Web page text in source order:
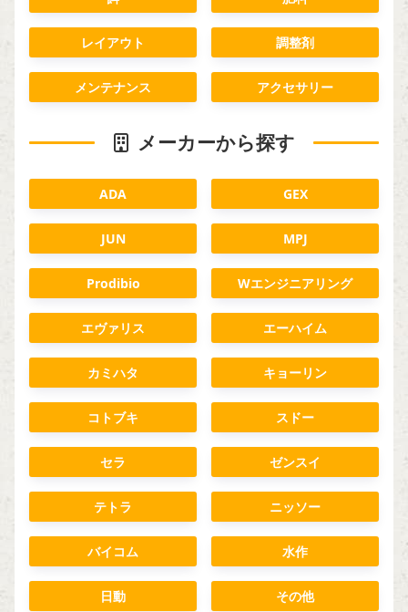
レイアウト 調整剤
メンテナンス アクセサリー
メーカーから探す
ADA GEX
JUN MPJ
Prodibio Wエンジニアリング
エヴァリス エーハイム
カミハタ キョーリン
コトブキ スドー
セラ ゼンスイ
テトラ ニッソー
バイコム 水作
日動 その他